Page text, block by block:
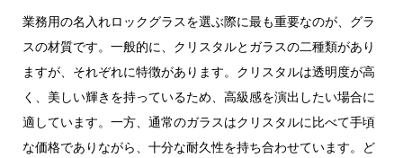
業務用の名入れロックグラスを選ぶ際に最も重要なのが、グラ
スの材質です。一般的に、クリスタルとガラスの二種類があり
ますが、それぞれに特徴があります。クリスタルは透明度が高
く、美しい輝きを持っているため、高級感を演出したい場合に
適しています。一方、通常のガラスはクリスタルに比べて手頃
な価格でありながら、十分な耐久性を持ち合わせています。ど